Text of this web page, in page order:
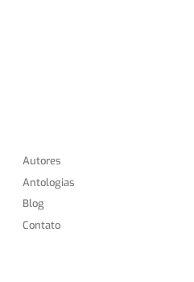
Autores
Antologias
Blog
Contato